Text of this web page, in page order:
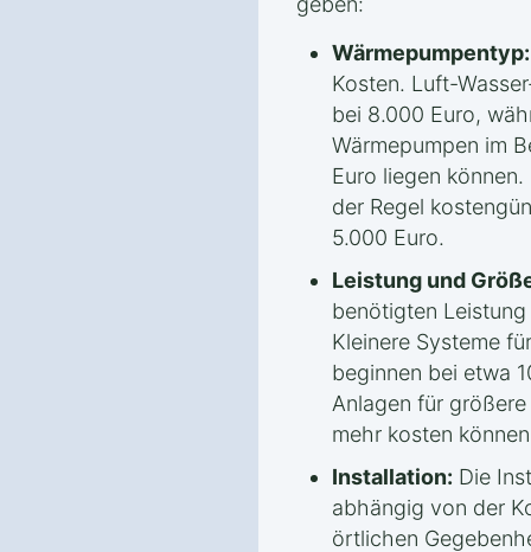
Wärmepumpentyp:
Kosten. Luft-
bei 8.000 Euro,
Wärmepumpen im
Euro liegen
der Regel
5.000 Euro.
Leistung und
benötigten
Kleinere Systeme
beginnen bei etwa
Anlagen für
mehr kosten
Installation: Die
abhängig von der
örtlichen